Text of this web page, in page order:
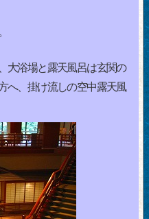
大浴場と露天風呂は玄関の
へ、掛け流しの空中露天風